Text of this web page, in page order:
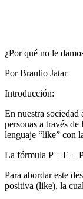
¿Por qué no le
Por Braulio Jatar
Introducción:
En nuestra sociedad
personas a través
lenguaje “like” con
La fórmula P + E +
Para abordar este
positiva (like), la